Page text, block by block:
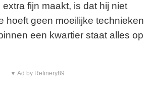
fijn maakt, is dat hij niet
hoeft geen moeilijke technieken
een kwartier staat alles op
▼ Ad by Refinery89